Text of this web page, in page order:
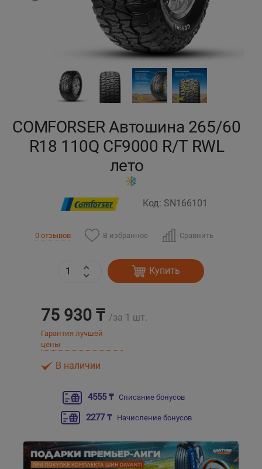
COMFORSER Автошина 265/60
R18 110Q CF9000 R/T RWL
лето
Код: SN166101
0 отзывов В избранное Сравнить
Купить
75 930 ₸ /за 1 шт.
Гарантия лучшей
цены
В наличии
4555 ₸ Списание бонусов
2277 ₸ Начисление бонусов
Кызылорда
Петропавловск
Талдыкорган
Тараз
Усть-Каменогорск
Шымкент